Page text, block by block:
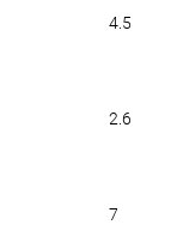
4.5
2.6
7